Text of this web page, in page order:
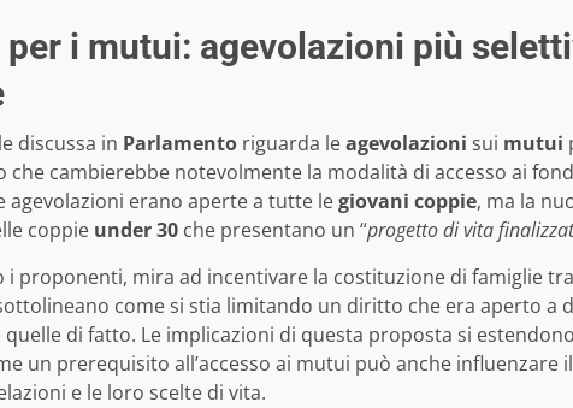
per i mutui: agevolazioni più
discussa in Parlamento riguarda leagevolazioni sui mutui
che cambierebbe notevolmente la modalità di accesso ai
agevolazioni erano aperte a tutte legiovani coppie, ma la
coppie under 30 che presentano un “progetto di vita
i proponenti, mira ad incentivare la costituzione di famiglie
come si stia limitando un diritto che era aperto a
di fatto. Le implicazioni di questa proposta si
un prerequisito all’accesso ai mutui può anche influenzare
e le loro scelte di vita.